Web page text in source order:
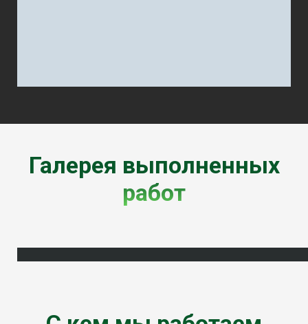
Галерея выполненных
работ